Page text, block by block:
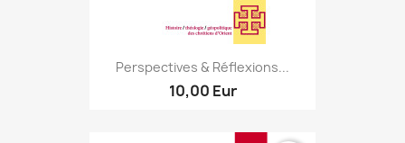
Perspectives & Réflexions...
10,00 Eur